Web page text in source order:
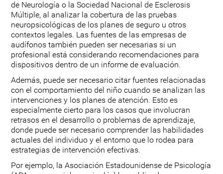
de Neurología o la Sociedad Nacional de Esclerosis
Múltiple, al analizar la cobertura de las pruebas
neuropsicológicas de los planes de seguro u otros
contextos legales. Las fuentes de las empresas de
audífonos también pueden ser necesarias si un
profesional está considerando recomendaciones para
dispositivos dentro de un informe de evaluación.
Además, puede ser necesario citar fuentes relacionadas
con el comportamiento del niño cuando se analizan las
intervenciones y los planes de atención. Esto es
especialmente cierto para los casos que involucran
retrasos en el desarrollo o problemas de aprendizaje,
donde puede ser necesario comprender las habilidades
actuales del individuo y el entorno que lo rodea para
estrategias de intervención efectivas.
Por ejemplo, la Asociación Estadounidense de Psicología